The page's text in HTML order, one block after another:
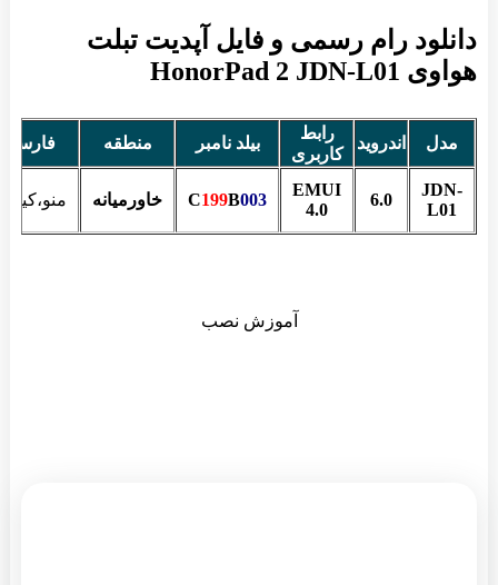
دانلود رام رسمی و فایل آپدیت تبلت
هواوی HonorPad 2 JDN-L01
مدل اندروید
رابط
کاربری
بیلد نامبر منطقه فارسی
JDN-
L01
6.0
EMUI
4.0
C199B003 خاورمیانه
آموزش نصب